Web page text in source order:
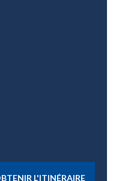
L'ITINÉRAIRE